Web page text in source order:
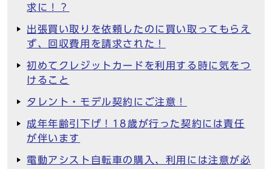
求に！？
出張買い取りを依頼したのに買い取ってもらえ
ず、回収費用を請求された！
初めてクレジットカードを利用する時に気をつ
けること
タレント・モデル契約にご注意！
成年年齢引下げ！18歳が行った契約には責任
が伴います
電動アシスト自転車の購入、利用には注意が必